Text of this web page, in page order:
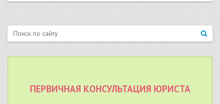
ПЕРВИЧНАЯ КОНСУЛЬТАЦИЯ ЮРИСТА